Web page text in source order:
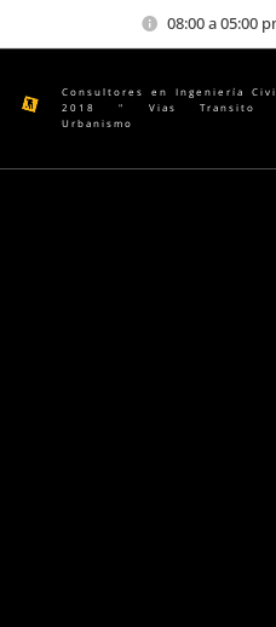
08:00 a 05:00
Consultores en Ingeniería
2018 " Vias Transito
Urbanismo